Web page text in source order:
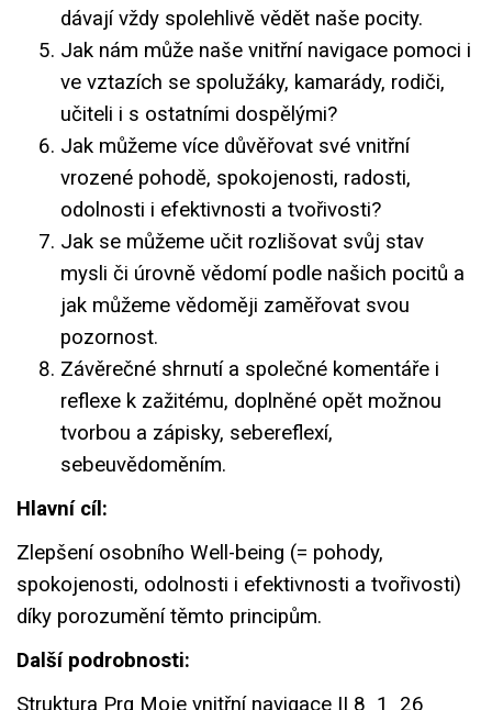
dávají vždy spolehlivě vědět naše pocity.
Jak nám může naše vnitřní navigace pomoci i
ve vztazích se spolužáky, kamarády, rodiči,
učiteli i s ostatními dospělými?
Jak můžeme více důvěřovat své vnitřní
vrozené pohodě, spokojenosti, radosti,
odolnosti i efektivnosti a tvořivosti?
Jak se můžeme učit rozlišovat svůj stav
mysli či úrovně vědomí podle našich pocitů a
jak můžeme vědoměji zaměřovat svou
pozornost.
Závěrečné shrnutí a společné komentáře i
reflexe k zažitému, doplněné opět možnou
tvorbou a zápisky, sebereflexí,
sebeuvědoměním.
Hlavní cíl:
Zlepšení osobního Well-being (= pohody,
spokojenosti, odolnosti i efektivnosti a tvořivosti)
díky porozumění těmto principům.
Další podrobnosti:
Struktura Prg Moje vnitřní navigace II 8_1_26